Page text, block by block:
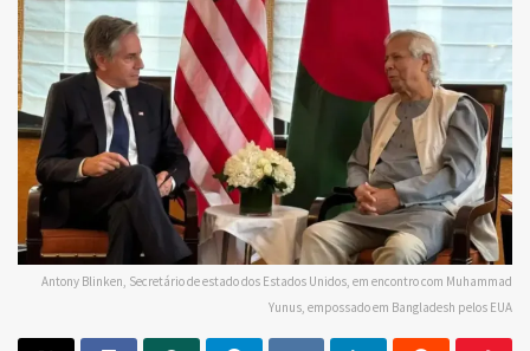
Antony Blinken, Secretário de estado dos Estados Unidos, em encontro com Muhammad
Yunus, empossado em Bangladesh pelos EUA